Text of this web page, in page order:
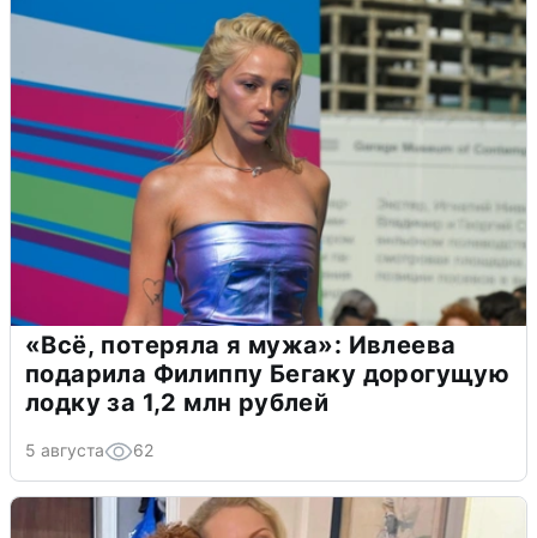
«Всё, потеряла я мужа»: Ивлеева
подарила Филиппу Бегаку дорогущую
лодку за 1,2 млн рублей
5 августа 62